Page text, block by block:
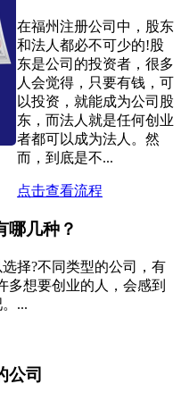
在福州注册公司中，股东
和法人都必不可少的!股
东是公司的投资者，很多
人会觉得，只要有钱，可
以投资，就能成为公司股
东，而法人就是任何创业
者都可以成为法人。然
而，到底是不...
点击查看流程
哪几种？
择?不同类型的公司，有
多想要创业的人，会感到
...
公司